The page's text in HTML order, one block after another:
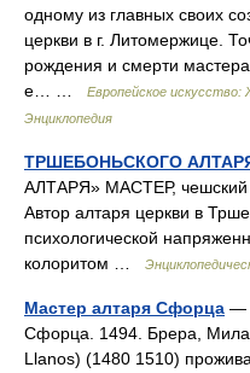
одному из главных своих
церкви в г. Литомержице.
рождения и смерти
е… …
Европейское
Энциклопедия
ТРШЕБОНЬСКОГО
АЛТАРЯ» МАСТЕР, чешский
Автор алтаря церкви в
психологической
колоритом …
Мастер алтаря Сфорца —
Сфорца. 1494. Брера,
Llanos) (1480 1510)